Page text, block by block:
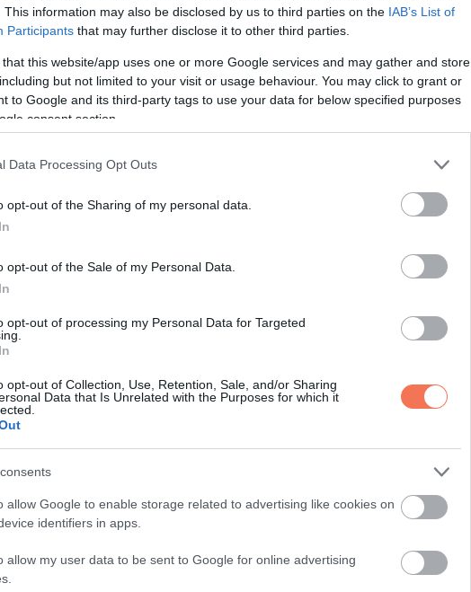
This information may also be disclosed by us to third parties on the IAB’s List of
Participants that may further disclose it to other third parties.
that this website/app uses one or more Google services and may gather and store
but not limited to your visit or usage behaviour. You may click to grant or
to Google and its third-party tags to use your data for below specified purposes
consent section.
Data Processing Opt Outs
opt-out of the Sharing of my personal data.
opt-out of the Sale of my Personal Data.
opt-out of processing my Personal Data for Targeted
opt-out of Collection, Use, Retention, Sale, and/or Sharing
Data that Is Unrelated with the Purposes for which it
allow Google to enable storage related to advertising like cookies on
identifiers in apps.
allow my user data to be sent to Google for online advertising
1969. március 27-én született Huntingtonban, New York államban.
gyökerekkel. Édesanyja, Patricia, ír származású operaénekesnő
saját családjában.
megbánással, és mintha egy kegyetlen eseménysor foglyai lennének.
mint ő. Egy ponton ezt mondta magáról: „Nem hittem, hogy